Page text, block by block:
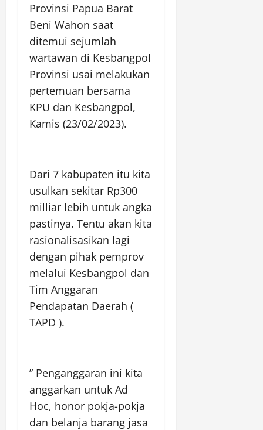
Provinsi Papua Barat
Beni Wahon saat
ditemui sejumlah
wartawan di Kesbangpol
Provinsi usai melakukan
pertemuan bersama
KPU dan Kesbangpol,
Kamis (23/02/2023).
Dari 7 kabupaten itu kita
usulkan sekitar Rp300
milliar lebih untuk angka
pastinya. Tentu akan kita
rasionalisasikan lagi
dengan pihak pemprov
melalui Kesbangpol dan
Tim Anggaran
Pendapatan Daerah (
TAPD ).
” Penganggaran ini kita
anggarkan untuk Ad
Hoc, honor pokja-pokja
dan belanja barang jasa